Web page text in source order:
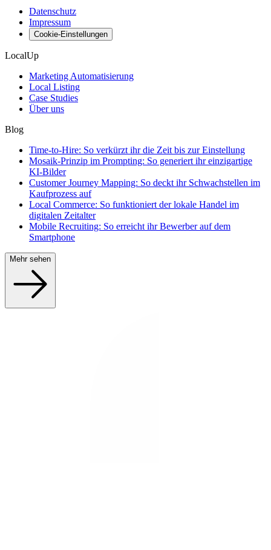
Datenschutz
Impressum
Cookie-Einstellungen
LocalUp
Marketing Automatisierung
Local Listing
Case Studies
Über uns
Blog
Time-to-Hire: So verkürzt ihr die Zeit bis zur Einstellung
Mosaik-Prinzip im Prompting: So generiert ihr einzigartige
KI-Bilder
Customer Journey Mapping: So deckt ihr Schwachstellen im
Kaufprozess auf
Local Commerce: So funktioniert der lokale Handel im
digitalen Zeitalter
Mobile Recruiting: So erreicht ihr Bewerber auf dem
Smartphone
Mehr sehen